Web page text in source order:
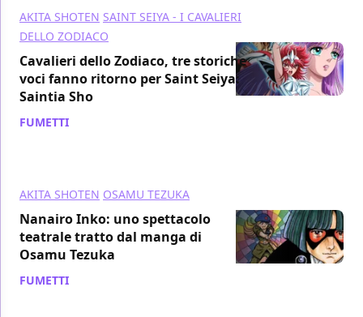
AKITA SHOTEN SAINT SEIYA - I CAVALIERI
DELLO ZODIACO
Cavalieri dello Zodiaco, tre storiche
voci fanno ritorno per Saint Seiya:
Saintia Sho
FUMETTI
AKITA SHOTEN OSAMU TEZUKA
Nanairo Inko: uno spettacolo
teatrale tratto dal manga di
Osamu Tezuka
FUMETTI